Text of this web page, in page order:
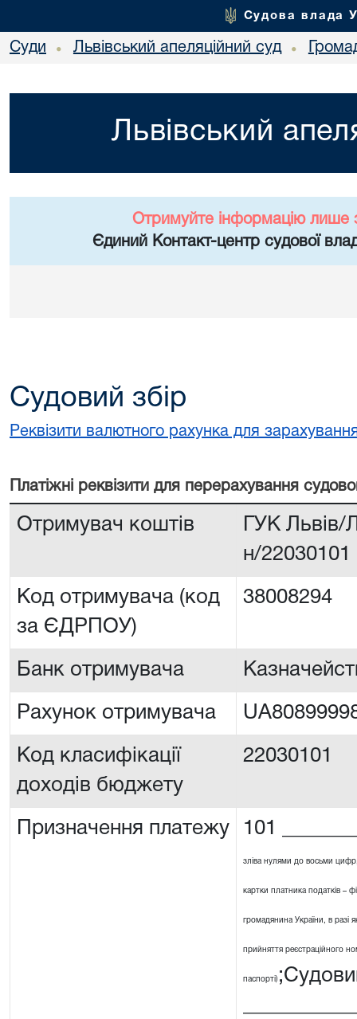
Судова влада
Суди • Львівський апеляційний суд •
Львівський
Отримуйте інформацію лише
Єдиний Контакт-центр судової
Судовий збір
Реквізити валютного рахунка для
Платiжнi реквiзити для перерахування
Отримувач коштів
ГУК Львiв/
н/22030101
Код отримувача (код
за ЄДРПОУ)
38008294
Банк отримувача
Рахунок отримувача
Код класифікації
доходів бюджету
22030101
Призначення платежу 101
зліва нулями до восьми
картки платника податків –
громадянина України, в разі
прийняття реєстраційного
паспорті)